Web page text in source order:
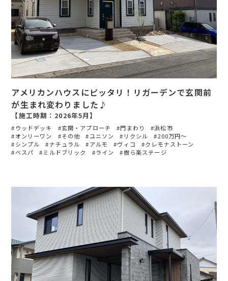
アメリカンハウスにピッタリ！リガーデンで玄関前
が生まれ変わりました♪
【施工時期：2026年5月】
ウッドデッキ 玄関・アプローチ 門まわり
浜松市
オンリーワン
その他 ユニソン リクシル
200万円〜
シンプル
ナチュラル アルモ ヴィコ
クレモナストーン
ベスパ
ミルドブリック ライン 樹ら楽ステージ